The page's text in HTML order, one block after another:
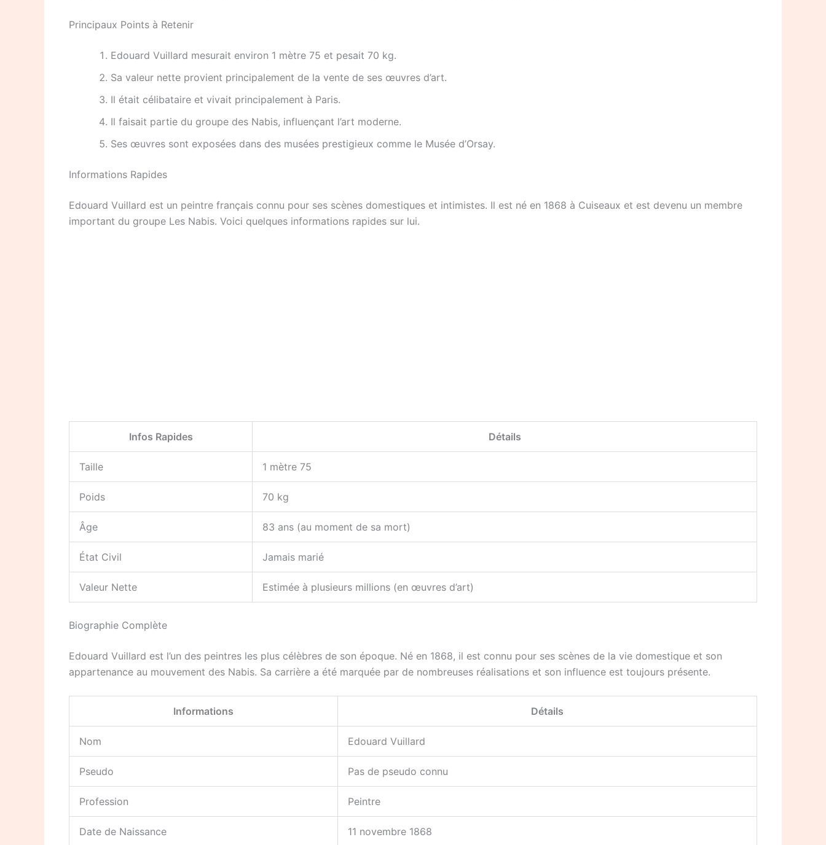
Principaux Points à Retenir
Edouard Vuillard mesurait environ 1 mètre 75 et pesait 70 kg.
Sa valeur nette provient principalement de la vente de ses œuvres d’art.
Il était célibataire et vivait principalement à Paris.
Il faisait partie du groupe des Nabis, influençant l’art moderne.
Ses œuvres sont exposées dans des musées prestigieux comme le Musée d’Orsay.
Informations Rapides
Edouard Vuillard est un peintre français connu pour ses scènes domestiques et intimistes. Il est né en 1868 à Cuiseaux et est devenu un membre
important du groupe Les Nabis. Voici quelques informations rapides sur lui.
Infos Rapides Détails
Taille 1 mètre 75
Poids 70 kg
Âge 83 ans (au moment de sa mort)
État Civil Jamais marié
Valeur Nette Estimée à plusieurs millions (en œuvres d’art)
Biographie Complète
Edouard Vuillard est l’un des peintres les plus célèbres de son époque. Né en 1868, il est connu pour ses scènes de la vie domestique et son
appartenance au mouvement des Nabis. Sa carrière a été marquée par de nombreuses réalisations et son influence est toujours présente.
Informations Détails
Nom Edouard Vuillard
Pseudo Pas de pseudo connu
Profession Peintre
Date de Naissance 11 novembre 1868